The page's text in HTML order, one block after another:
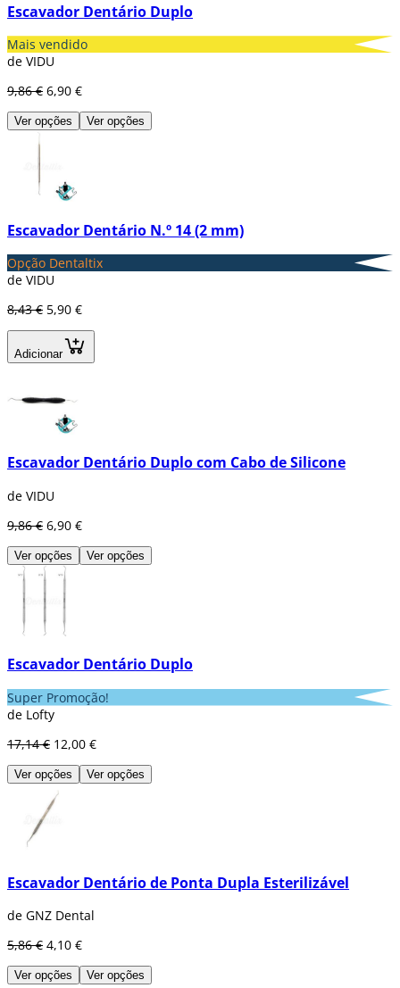
Escavador Dentário Duplo
Mais vendido
de VIDU
9,86 € 6,90 €
Ver opções Ver opções
Escavador Dentário N.º 14 (2 mm)
Opção Dentaltix
de VIDU
8,43 € 5,90 €
Adicionar
Escavador Dentário Duplo com Cabo de Silicone
de VIDU
9,86 € 6,90 €
Ver opções Ver opções
Escavador Dentário Duplo
Super Promoção!
de Lofty
17,14 € 12,00 €
Ver opções Ver opções
Escavador Dentário de Ponta Dupla Esterilizável
de GNZ Dental
5,86 € 4,10 €
Ver opções Ver opções